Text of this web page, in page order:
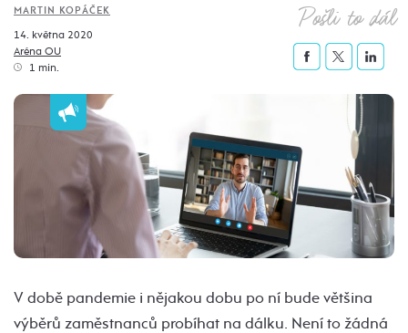
MARTIN KOPÁČEK
14. května 2020
Aréna OU
1 min.
Pošli to dál
V době pandemie i nějakou dobu po ní bude většina
výběrů zaměstnanců probíhat na dálku. Není to žádná